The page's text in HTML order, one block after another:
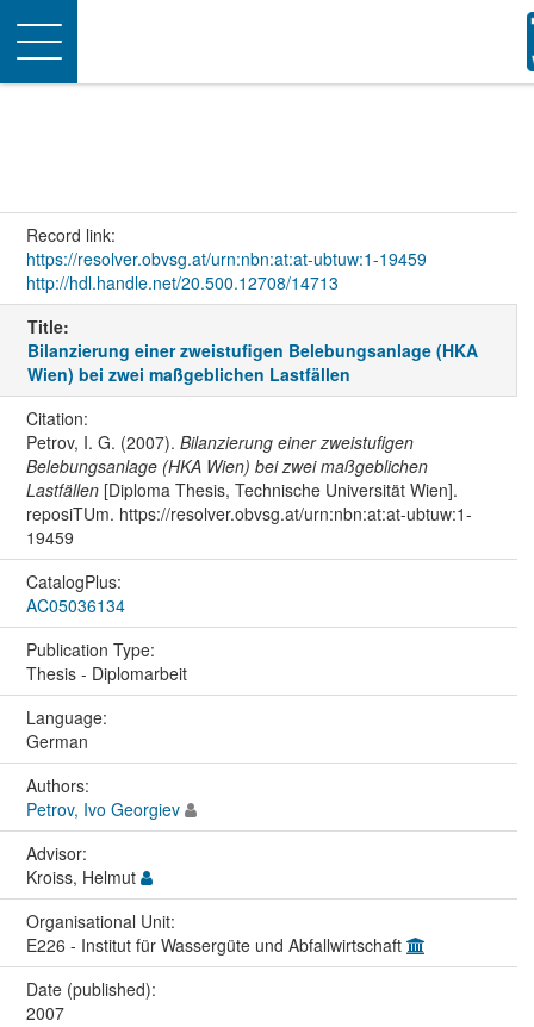
Toggle
navigation
Record link:
https://resolver.obvsg.at/urn:nbn:at:at-ubtuw:1-19459
http://hdl.handle.net/20.500.12708/14713
Title:
Bilanzierung einer zweistufigen Belebungsanlage (HKA
Wien) bei zwei maßgeblichen Lastfällen
Citation:
Petrov, I. G. (2007). Bilanzierung einer zweistufigen
Belebungsanlage (HKA Wien) bei zwei maßgeblichen
Lastfällen[Diploma Thesis, Technische Universität Wien].
reposiTUm. https://resolver.obvsg.at/urn:nbn:at:at-ubtuw:1-
19459
CatalogPlus:
AC05036134
Publication Type:
Thesis - Diplomarbeit
Language:
German
Authors:
Petrov, Ivo Georgiev
Advisor:
Kroiss, Helmut
Organisational Unit:
E226 - Institut für Wassergüte und Abfallwirtschaft
Date (published):
2007